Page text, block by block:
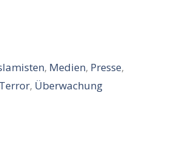
, Medien, Presse,
Terror, Überwachung